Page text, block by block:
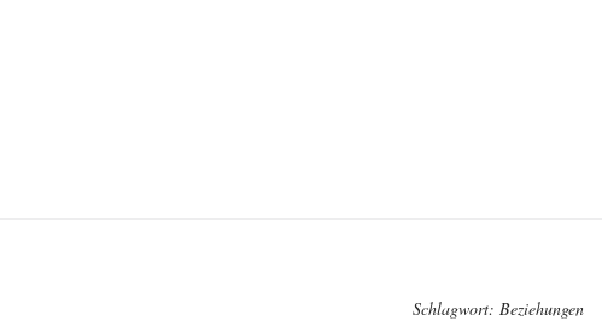
Schlagwort: Beziehungen